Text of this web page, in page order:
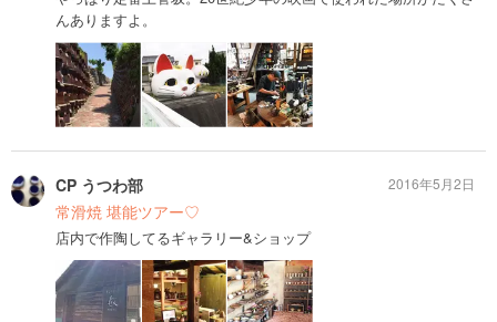
んありますよ。
CP うつわ部
常滑焼 堪能ツアー♡
店内で作陶してるギャラリー&ショップ
2016年5月2日